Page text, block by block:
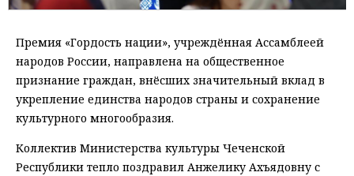
Премия «Гордость нации», учреждённая Ассамблеей
народов России, направлена на общественное
признание граждан, внёсших значительный вклад в
укрепление единства народов страны и сохранение
культурного многообразия.
Коллектив Министерства культуры Чеченской
Республики тепло поздравил Анжелику Ахъядовну с